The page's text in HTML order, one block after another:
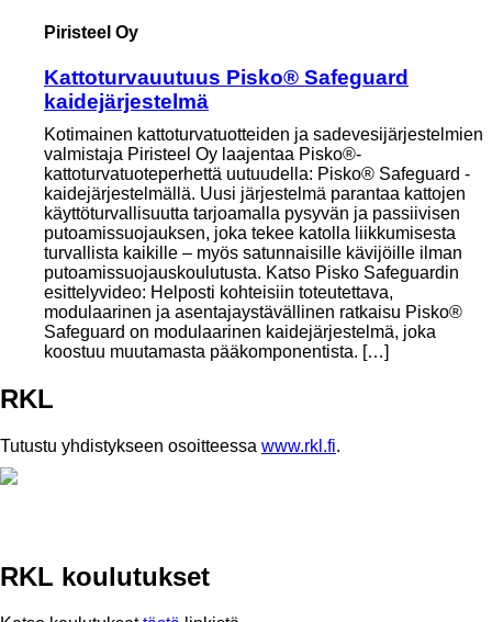
Piristeel Oy
Kattoturvauutuus Pisko® Safeguard
kaidejärjestelmä
Kotimainen kattoturvatuotteiden ja sadevesijärjestelmien
valmistaja Piristeel Oy laajentaa Pisko®-
kattoturvatuoteperhettä uutuudella: Pisko® Safeguard -
kaidejärjestelmällä. Uusi järjestelmä parantaa kattojen
käyttöturvallisuutta tarjoamalla pysyvän ja passiivisen
putoamissuojauksen, joka tekee katolla liikkumisesta
turvallista kaikille – myös satunnaisille kävijöille ilman
putoamissuojauskoulutusta. Katso Pisko Safeguardin
esittelyvideo: Helposti kohteisiin toteutettava,
modulaarinen ja asentajaystävällinen ratkaisu Pisko®
Safeguard on modulaarinen kaidejärjestelmä, joka
koostuu muutamasta pääkomponentista. […]
RKL
Tutustu yhdistykseen osoitteessa www.rkl.fi.
RKL koulutukset